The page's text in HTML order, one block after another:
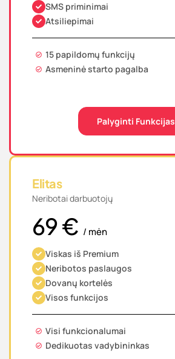
SMS priminimai
Atsiliepimai
15 papildomų funkcijų
Asmeninė starto pagalba
Palyginti Funkcijas
Elitas
Neribotai darbuotojų
69 € / mėn
Viskas iš Premium
Neribotos paslaugos
Dovanų kortelės
Visos funkcijos
Visi funkcionalumai
Dedikuotas vadybininkas